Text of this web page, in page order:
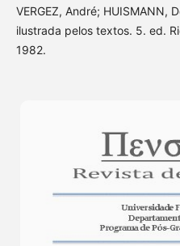
VERGEZ, André; HUISMANN,
ilustrada pelos textos. 5. ed.
1982.